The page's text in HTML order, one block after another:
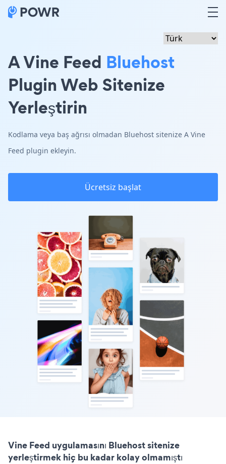
A Vine Feed Bluehost
Plugin Web Sitenize
Yerleştirin
Kodlama veya baş ağrısı olmadan Bluehost sitenize A Vine
Feed plugin ekleyin.
Ücretsiz başlat
Vine Feed uygulamasını Bluehost sitenize
yerleştirmek hiç bu kadar kolay olmamıştı